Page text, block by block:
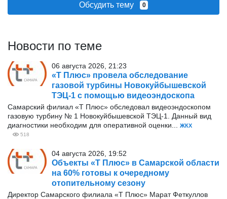
Обсудить тему 0
Новости по теме
06 августа 2026, 21:23
«Т Плюс» провела обследование
газовой турбины Новокуйбышевской
ТЭЦ-1 с помощью видеоэндоскопа
Самарский филиал «Т Плюс» обследовал видеоэндоскопом
газовую турбину № 1 Новокуйбышевской ТЭЦ-1. Данный вид
диагностики необходим для оперативной оценки...
ЖКХ
518
04 августа 2026, 19:52
Объекты «Т Плюс» в Самарской области
на 60% готовы к очередному
отопительному сезону
Директор Самарского филиала «Т Плюс» Марат Феткуллов